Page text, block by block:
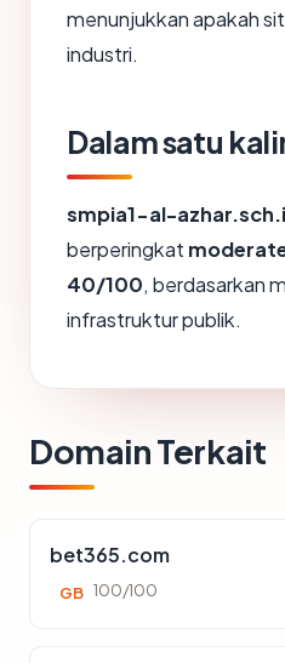
menunjukkan apakah
industri.
Dalam satu
smpia1-al-
berperingkat
40/100, berdasarkan
infrastruktur publik.
Domain Terkait
bet365.com
GB 100/100